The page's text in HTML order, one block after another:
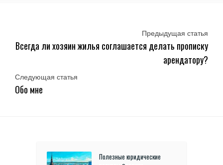
Предыдущая статья
Всегда ли хозяин жилья соглашается делать прописку
арендатору?
Следующая статья
Обо мне
Полезные юридические